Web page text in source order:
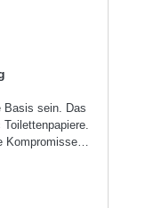
Basis sein. Das
angenehm